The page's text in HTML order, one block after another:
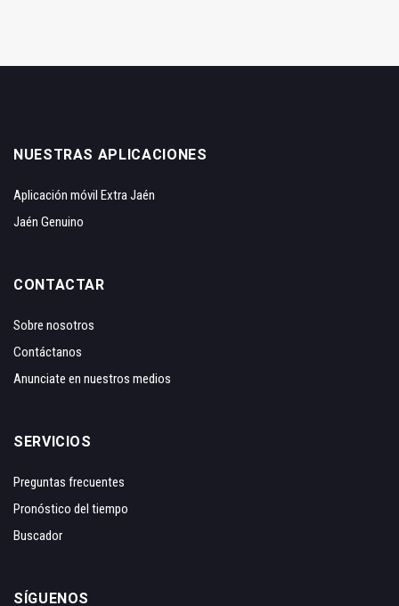
NUESTRAS APLICACIONES
Aplicación móvil Extra Jaén
Jaén Genuino
CONTACTAR
Sobre nosotros
Contáctanos
Anunciate en nuestros medios
SERVICIOS
Preguntas frecuentes
Pronóstico del tiempo
Buscador
SÍGUENOS